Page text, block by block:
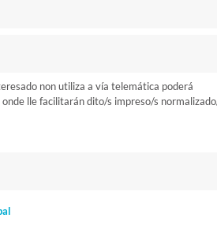
non utiliza a vía telemática poderá
lle facilitarán dito/s impreso/s